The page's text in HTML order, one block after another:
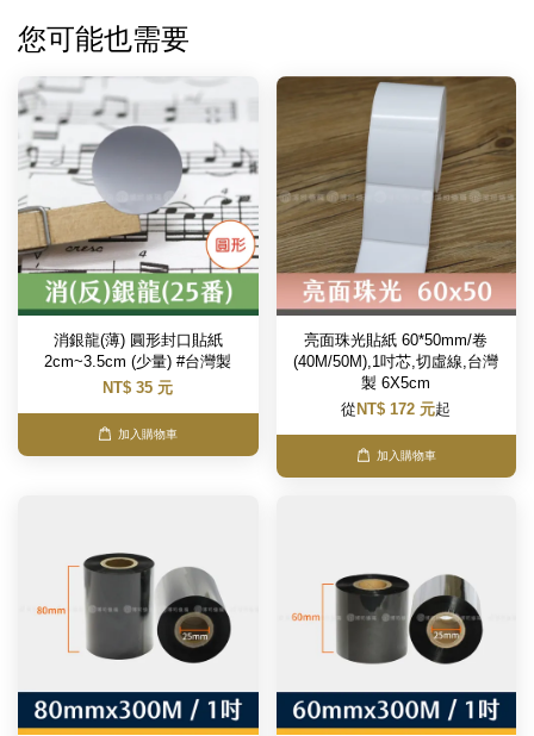
您可能也需要
消銀龍(薄) 圓形封口貼紙
2cm~3.5cm (少量) #台灣製
NT$ 35 元
加入購物車
亮面珠光貼紙 60*50mm/卷
(40M/50M),1吋芯,切虛線,台灣
製 6X5cm
從 NT$ 172 元起
加入購物車